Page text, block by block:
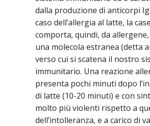
dalla produzione di anticorpi
caso dell’allergia al latte, la
comporta, quindi, da
una molecola estranea (detta
verso cui si scatena il nostro
immunitario. Una reazione
presenta pochi minuti dopo
di latte (10-20 minuti) e con
molto più violenti rispetto a
dell’intolleranza, e a carico di